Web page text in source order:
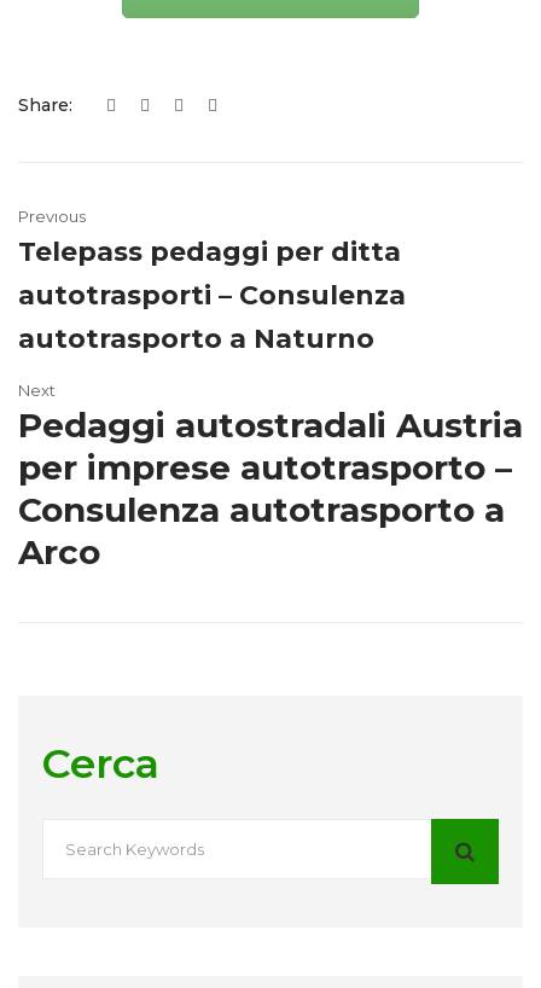
Share:
Previous
Telepass pedaggi per ditta
autotrasporti – Consulenza
autotrasporto a Naturno
Next
Pedaggi autostradali Austria
per imprese autotrasporto –
Consulenza autotrasporto a
Arco
Cerca